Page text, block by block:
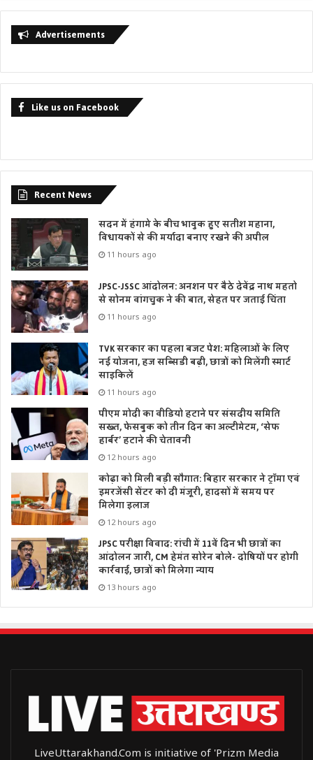
Advertisements
Like us on Facebook
Recent News
सदन में हंगामे के बीच भावुक हुए सतीश महाना,
विधायकों से की मर्यादा बनाए रखने की अपील
11 hours ago
JPSC-JSSC आंदोलन: अनशन पर बैठे देवेंद्र नाथ महतो
से सोनम वांगचुक ने की बात, सेहत पर जताई चिंता
11 hours ago
TVK सरकार का पहला बजट पेश: महिलाओं के लिए
नई योजना, हज सब्सिडी बढ़ी, छात्रों को मिलेंगी स्मार्ट
साइकिलें
11 hours ago
पीएम मोदी का वीडियो हटाने पर संसदीय समिति
सख्त, फेसबुक को तीन दिन का अल्टीमेटम, ‘सेफ
हार्बर’ हटाने की चेतावनी
12 hours ago
कोढ़ा को मिली बड़ी सौगात: बिहार सरकार ने ट्रॉमा एवं
इमरजेंसी सेंटर को दी मंजूरी, हादसों में समय पर
मिलेगा इलाज
12 hours ago
JPSC परीक्षा विवाद: रांची में 11वें दिन भी छात्रों का
आंदोलन जारी, CM हेमंत सोरेन बोले- दोषियों पर होगी
कार्रवाई, छात्रों को मिलेगा न्याय
13 hours ago
LiveUttarakhand.Com is initiative of 'Prizm Media